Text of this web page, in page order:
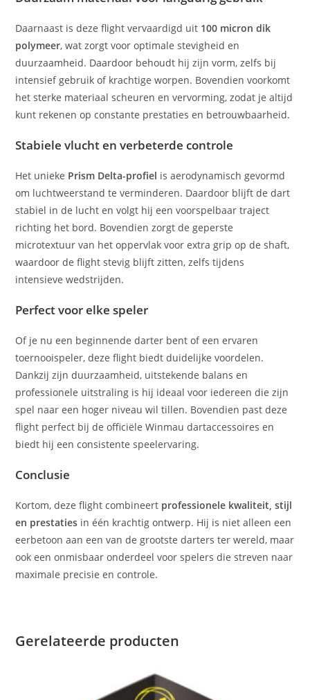
Daarnaast is deze flight vervaardigd uit 100 micron dik
polymeer, wat zorgt voor optimale stevigheid en
duurzaamheid. Daardoor behoudt hij zijn vorm, zelfs bij
intensief gebruik of krachtige worpen. Bovendien voorkomt
het sterke materiaal scheuren en vervorming, zodat je altijd
kunt rekenen op constante prestaties en betrouwbaarheid.
Stabiele vlucht en verbeterde controle
Het unieke Prism Delta-profiel is aerodynamisch gevormd
om luchtweerstand te verminderen. Daardoor blijft de dart
stabiel in de lucht en volgt hij een voorspelbaar traject
richting het bord. Bovendien zorgt de geperste
microtextuur van het oppervlak voor extra grip op de shaft,
waardoor de flight stevig blijft zitten, zelfs tijdens
intensieve wedstrijden.
Perfect voor elke speler
Of je nu een beginnende darter bent of een ervaren
toernooispeler, deze flight biedt duidelijke voordelen.
Dankzij zijn duurzaamheid, uitstekende balans en
professionele uitstraling is hij ideaal voor iedereen die zijn
spel naar een hoger niveau wil tillen. Bovendien past deze
flight perfect bij de officiële Winmau dartaccessoires en
biedt hij een consistente speelervaring.
Conclusie
Kortom, deze flight combineert professionele kwaliteit, stijl
en prestaties in één krachtig ontwerp. Hij is niet alleen een
eerbetoon aan een van de grootste darters ter wereld, maar
ook een onmisbaar onderdeel voor spelers die streven naar
maximale precisie en controle.
Gerelateerde producten